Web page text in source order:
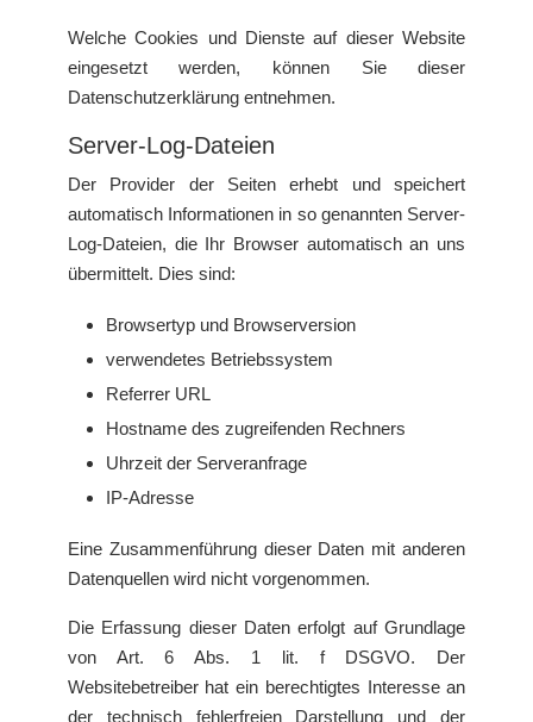
Welche Cookies und Dienste auf dieser Website
eingesetzt werden, können Sie dieser
Datenschutzerklärung entnehmen.
Server-Log-Dateien
Der Provider der Seiten erhebt und speichert
automatisch Informationen in so genannten Server-
Log-Dateien, die Ihr Browser automatisch an uns
übermittelt. Dies sind:
Browsertyp und Browserversion
verwendetes Betriebssystem
Referrer URL
Hostname des zugreifenden Rechners
Uhrzeit der Serveranfrage
IP-Adresse
Eine Zusammenführung dieser Daten mit anderen
Datenquellen wird nicht vorgenommen.
Die Erfassung dieser Daten erfolgt auf Grundlage
von Art. 6 Abs. 1 lit. f DSGVO. Der
Websitebetreiber hat ein berechtigtes Interesse an
der technisch fehlerfreien Darstellung und der